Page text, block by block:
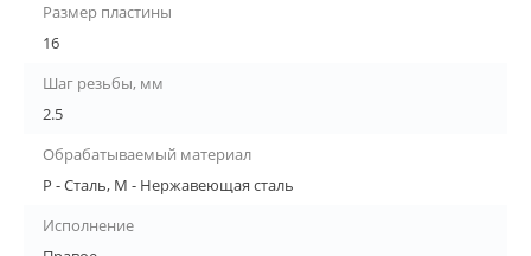
Размер пластины
16
Шаг резьбы, мм
2.5
Обрабатываемый материал
P - Сталь, M - Нержавеющая сталь
Исполнение